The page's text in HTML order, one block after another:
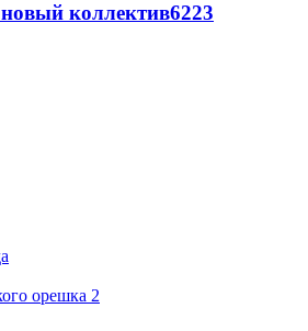
коллектив6223
орешка 2